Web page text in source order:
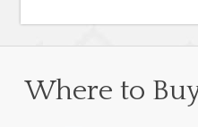
Where to